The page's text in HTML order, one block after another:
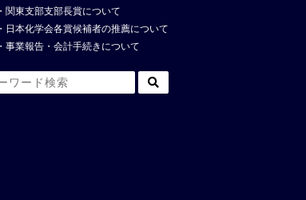
関東支部支部長賞について
日本化学会各賞候補者の推薦について
事業報告・会計手続きについて